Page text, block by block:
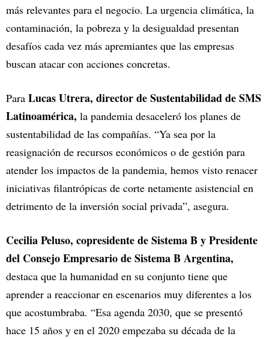
más relevantes para el negocio. La urgencia climática, la
contaminación, la pobreza y la desigualdad presentan
desafíos cada vez más apremiantes que las empresas
buscan atacar con acciones concretas.
Para Lucas Utrera, director de Sustentabilidad de SMS
Latinoamérica, la pandemia desaceleró los planes de
sustentabilidad de las compañías. “Ya sea por la
reasignación de recursos económicos o de gestión para
atender los impactos de la pandemia, hemos visto renacer
iniciativas filantrópicas de corte netamente asistencial en
detrimento de la inversión social privada”, asegura.
Cecilia Peluso, copresidente de Sistema B y Presidente
del Consejo Empresario de Sistema B Argentina,
destaca que la humanidad en su conjunto tiene que
aprender a reaccionar en escenarios muy diferentes a los
que acostumbraba. “Esa agenda 2030, que se presentó
hace 15 años y en el 2020 empezaba su década de la